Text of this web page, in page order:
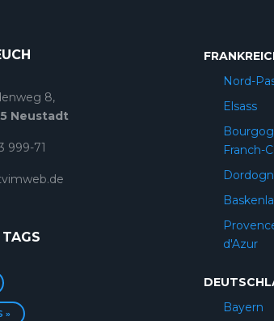
8,
Neustadt
999-71
»
Nord-
Elsass
Franch-
d'Azur
Bayern